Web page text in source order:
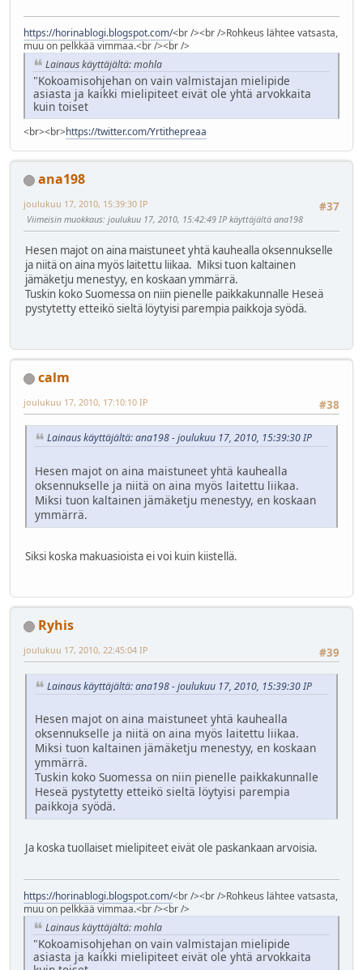
https://horinablogi.blogspot.com/<br /><br />Rohkeus lähtee vatsasta,
muu on pelkkää vimmaa.<br /><br />
Lainaus käyttäjältä: mohla
"Kokoamisohjehan on vain valmistajan mielipide
asiasta ja kaikki mielipiteet eivät ole yhtä arvokkaita
kuin toiset
<br><br>https://twitter.com/Yrtithepreaa
ana198
#37
joulukuu 17, 2010, 15:39:30 IP
Viimeisin muokkaus: joulukuu 17, 2010, 15:42:49 IP käyttäjältä ana198
Hesen majot on aina maistuneet yhtä kauhealla oksennukselle
ja niitä on aina myös laitettu liikaa. Miksi tuon kaltainen
jämäketju menestyy, en koskaan ymmärrä.
Tuskin koko Suomessa on niin pienelle paikkakunnalle Heseä
pystytetty etteikö sieltä löytyisi parempia paikkoja syödä.
calm
#38
joulukuu 17, 2010, 17:10:10 IP
Lainaus käyttäjältä: ana198 - joulukuu 17, 2010, 15:39:30 IP
Hesen majot on aina maistuneet yhtä kauhealla
oksennukselle ja niitä on aina myös laitettu liikaa.
Miksi tuon kaltainen jämäketju menestyy, en koskaan
ymmärrä.
Siksi koska makuasioista ei voi kuin kiistellä.
Ryhis
#39
joulukuu 17, 2010, 22:45:04 IP
Lainaus käyttäjältä: ana198 - joulukuu 17, 2010, 15:39:30 IP
Hesen majot on aina maistuneet yhtä kauhealla
oksennukselle ja niitä on aina myös laitettu liikaa.
Miksi tuon kaltainen jämäketju menestyy, en koskaan
ymmärrä.
Tuskin koko Suomessa on niin pienelle paikkakunnalle
Heseä pystytetty etteikö sieltä löytyisi parempia
paikkoja syödä.
Ja koska tuollaiset mielipiteet eivät ole paskankaan arvoisia.
https://horinablogi.blogspot.com/<br /><br />Rohkeus lähtee vatsasta,
muu on pelkkää vimmaa.<br /><br />
Lainaus käyttäjältä: mohla
"Kokoamisohjehan on vain valmistajan mielipide
asiasta ja kaikki mielipiteet eivät ole yhtä arvokkaita